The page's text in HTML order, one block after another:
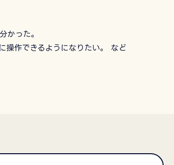
かった。
操作できるようになりたい。 など